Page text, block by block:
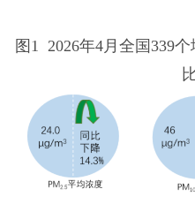
图1 2026年4月全国339